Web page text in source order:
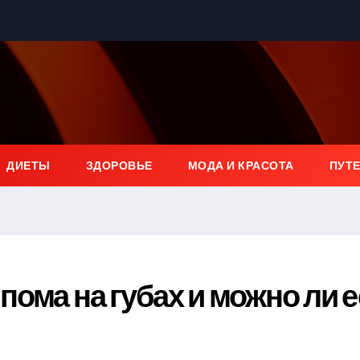
ДИЕТЫ ЗДОРОВЬЕ МОДА И КРАСОТА
на губах и можно ли